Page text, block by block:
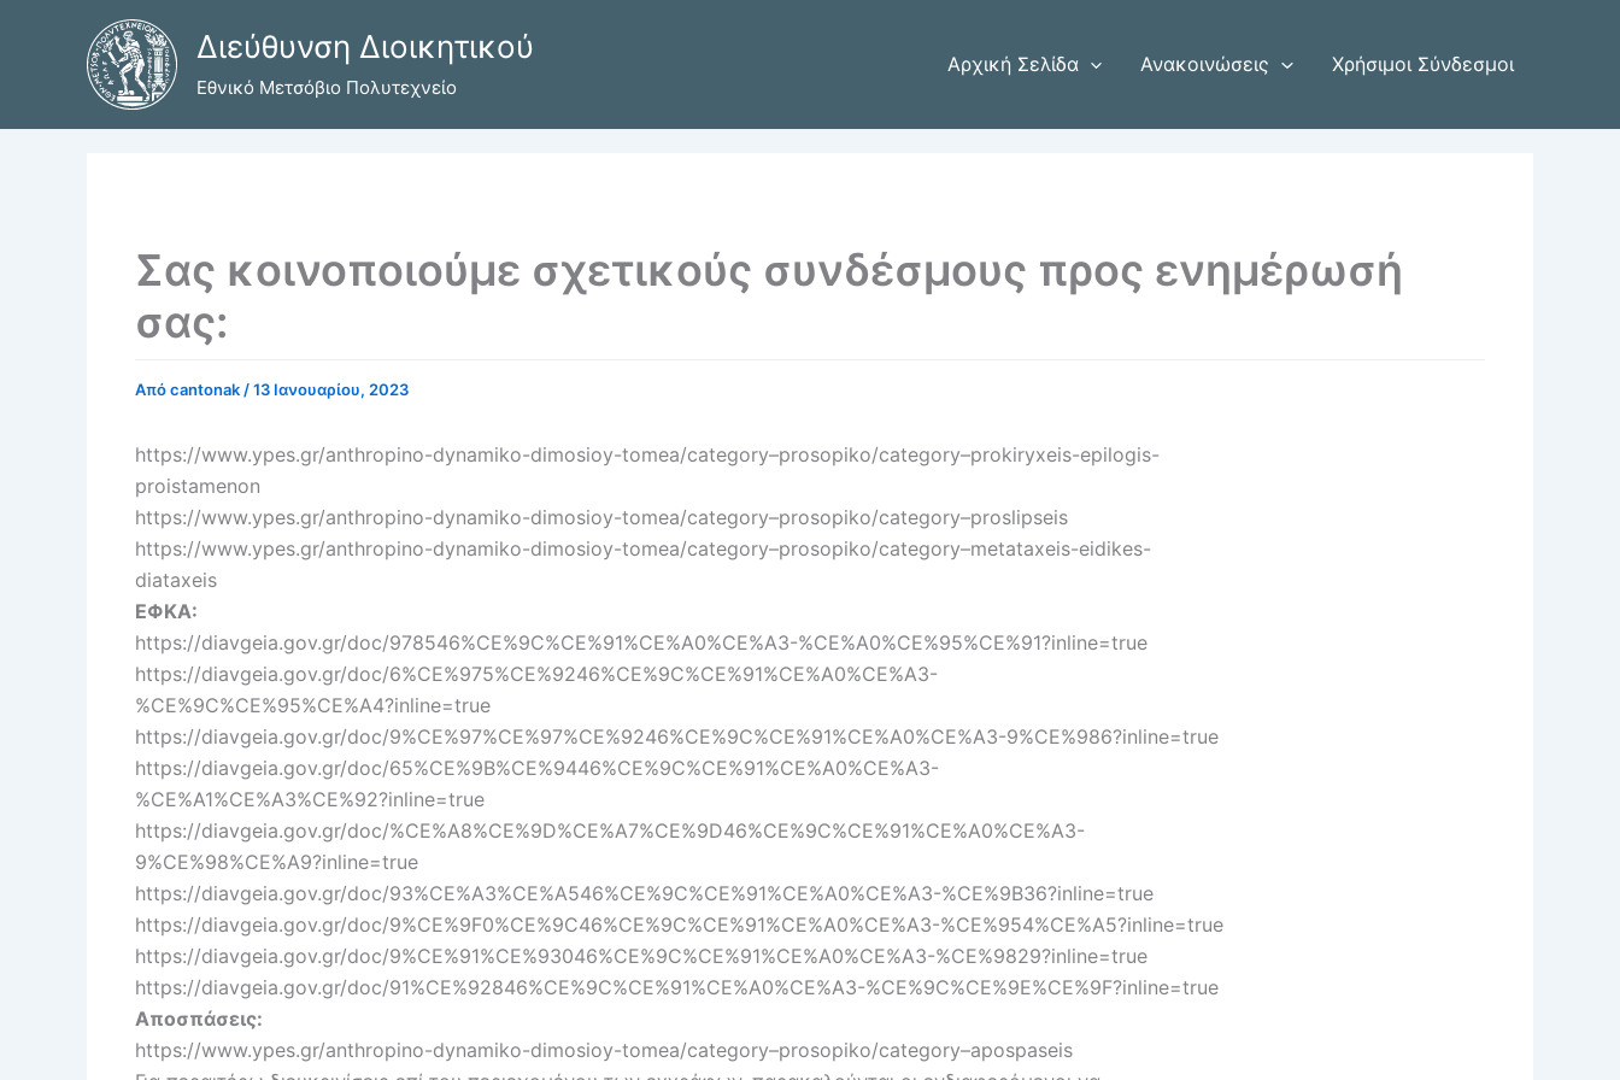
περιεχόμενο
Διεύθυνση Διοικητικού
Εθνικό Μετσόβιο Πολυτεχνείο
Αρχική Σελίδα Ανακοινώσεις Χρήσιμοι Σύνδεσμοι
Σας κοινοποιούμε σχετικούς συνδέσμους προς ενημέρωσή
σας:
Απόcantonak /13 Ιανουαρίου, 2023
https://www.ypes.gr/anthropino-dynamiko-dimosioy-tomea/category–prosopiko/category–prokiryxeis-epilogis-
proistamenon
https://www.ypes.gr/anthropino-dynamiko-dimosioy-tomea/category–prosopiko/category–proslipseis
https://www.ypes.gr/anthropino-dynamiko-dimosioy-tomea/category–prosopiko/category–metataxeis-eidikes-
diataxeis
ΕΦΚΑ:
https://diavgeia.gov.gr/doc/978546%CE%9C%CE%91%CE%A0%CE%A3-%CE%A0%CE%95%CE%91?inline=true
https://diavgeia.gov.gr/doc/6%CE%975%CE%9246%CE%9C%CE%91%CE%A0%CE%A3-
%CE%9C%CE%95%CE%A4?inline=true
https://diavgeia.gov.gr/doc/9%CE%97%CE%97%CE%9246%CE%9C%CE%91%CE%A0%CE%A3-9%CE%986?inline=true
https://diavgeia.gov.gr/doc/65%CE%9B%CE%9446%CE%9C%CE%91%CE%A0%CE%A3-
%CE%A1%CE%A3%CE%92?inline=true
https://diavgeia.gov.gr/doc/%CE%A8%CE%9D%CE%A7%CE%9D46%CE%9C%CE%91%CE%A0%CE%A3-
9%CE%98%CE%A9?inline=true
https://diavgeia.gov.gr/doc/93%CE%A3%CE%A546%CE%9C%CE%91%CE%A0%CE%A3-%CE%9B36?inline=true
https://diavgeia.gov.gr/doc/9%CE%9F0%CE%9C46%CE%9C%CE%91%CE%A0%CE%A3-%CE%954%CE%A5?inline=true
https://diavgeia.gov.gr/doc/9%CE%91%CE%93046%CE%9C%CE%91%CE%A0%CE%A3-%CE%9829?inline=true
https://diavgeia.gov.gr/doc/91%CE%92846%CE%9C%CE%91%CE%A0%CE%A3-%CE%9C%CE%9E%CE%9F?inline=true
Αποσπάσεις:
https://www.ypes.gr/anthropino-dynamiko-dimosioy-tomea/category–prosopiko/category–apospaseis